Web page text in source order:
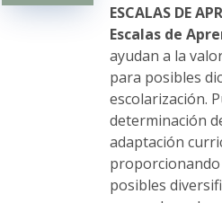
elegir
en
la
página
de
producto
ESCALAS DE
Escalas de
ayudan a la
para posibles
escolarización.
determinación
adaptación
posibles